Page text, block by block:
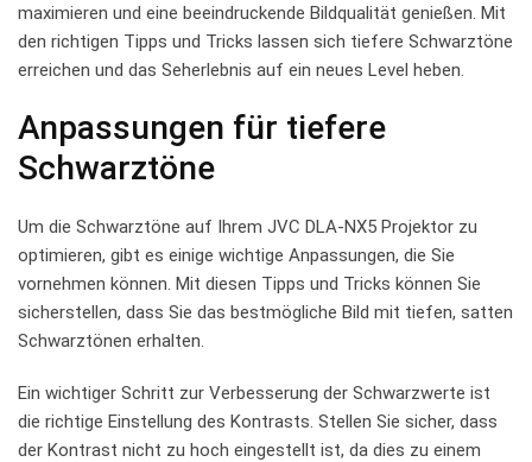
maximieren und eine beeindruckende Bildqualität genießen. Mit
den richtigen ‍Tipps und Tricks lassen ‍sich tiefere Schwarztöne
‍erreichen und das Seherlebnis auf ein neues Level‌ heben.
Anpassungen für tiefere
Schwarztöne
Um​ die Schwarztöne auf Ihrem⁢ JVC ​DLA-NX5 Projektor‍ zu
⁤optimieren, gibt es einige wichtige ‍Anpassungen, ‌die Sie ​
vornehmen ‍können. Mit ‌diesen Tipps und Tricks ⁢können Sie
‌sicherstellen, dass Sie​ das bestmögliche Bild mit tiefen, satten
Schwarztönen erhalten.
Ein wichtiger Schritt zur Verbesserung der Schwarzwerte ist⁣
die richtige ‍Einstellung des Kontrasts. Stellen⁣ Sie sicher,​ dass
der⁢ Kontrast nicht zu hoch eingestellt ist, da dies zu‌ einem​